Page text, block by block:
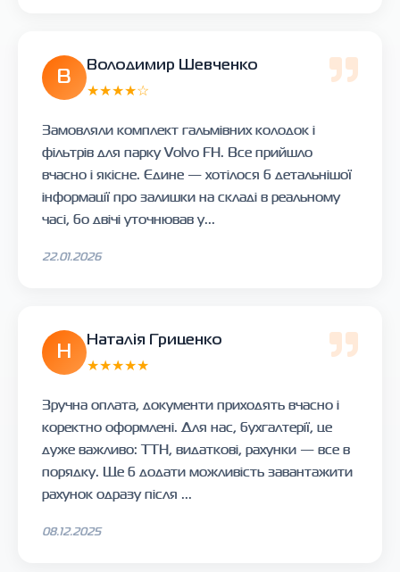
В
Володимир Шевченко
★★★★☆
Замовляли комплект гальмівних колодок і
фільтрів для парку Volvo FH. Все прийшло
вчасно і якісне. Єдине — хотілося б детальнішої
інформації про залишки на складі в реальному
часі, бо двічі уточнював у...
22.01.2026
Н
Наталія Гриценко
★★★★★
Зручна оплата, документи приходять вчасно і
коректно оформлені. Для нас, бухгалтерії, це
дуже важливо: ТТН, видаткові, рахунки — все в
порядку. Ще б додати можливість завантажити
рахунок одразу після ...
08.12.2025